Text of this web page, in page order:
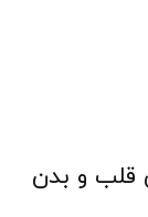
قلب و بدن